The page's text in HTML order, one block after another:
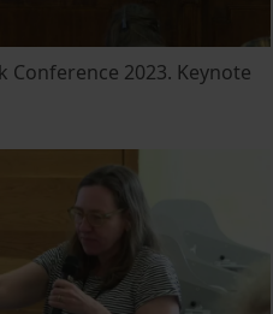
Conference 2023. Keynote